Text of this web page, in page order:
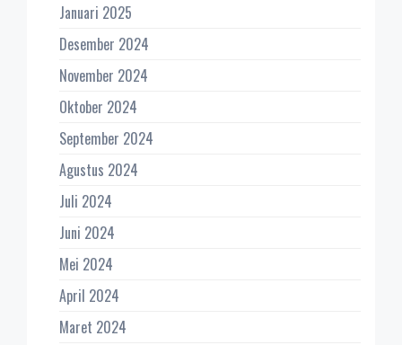
Januari 2025
Desember 2024
November 2024
Oktober 2024
September 2024
Agustus 2024
Juli 2024
Juni 2024
Mei 2024
April 2024
Maret 2024